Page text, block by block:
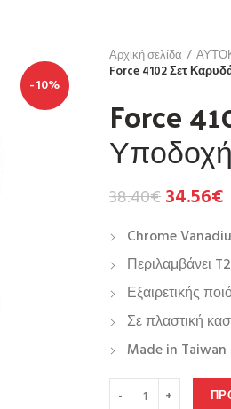
-10%
Αρχική σελίδα
Force 4102 Σετ
Force
38.40€34.56€
Chrome
Περιλαμβάνει
Εξαιρετικής
Σε πλαστική
Made in Taiwan